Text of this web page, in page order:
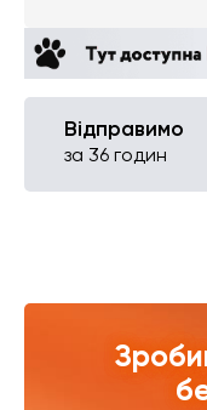
Відправимо
за 36 годин